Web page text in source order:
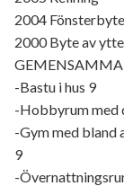
2004 Fönsterbyte
2000 Byte av
-Bastu i hus 9
-Hobbyrum med
-Gym med bland
9
-